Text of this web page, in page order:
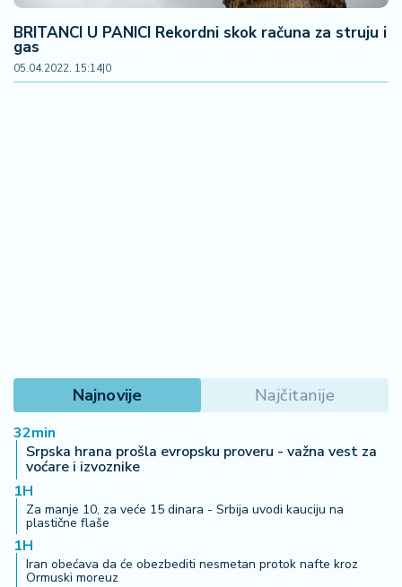
BRITANCI U PANICI Rekordni skok računa za struju i
gas
05.04.2022. 15:14|0
Najnovije Najčitanije
32min
Srpska hrana prošla evropsku proveru - važna vest za
voćare i izvoznike
1H
Za manje 10, za veće 15 dinara - Srbija uvodi kauciju na
plastične flaše
1H
Iran obećava da će obezbediti nesmetan protok nafte kroz
Ormuski moreuz